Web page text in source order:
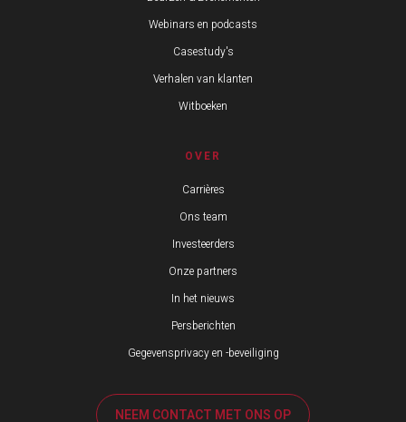
Webinars en podcasts
Casestudy's
Verhalen van klanten
Witboeken
OVER
Carrières
Ons team
Investeerders
Onze partners
In het nieuws
Persberichten
Gegevensprivacy en -beveiliging
NEEM CONTACT MET ONS OP